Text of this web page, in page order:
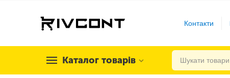
Контакти
Каталог товарів